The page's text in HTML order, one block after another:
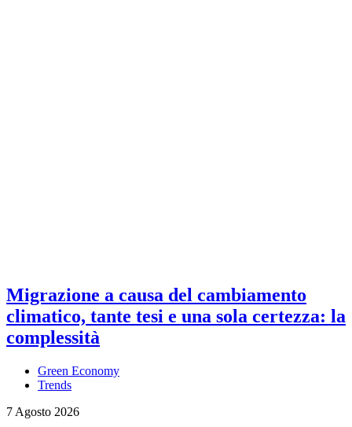
Migrazione a causa del cambiamento
climatico, tante tesi e una sola certezza: la
complessità
Green Economy
Trends
7 Agosto 2026